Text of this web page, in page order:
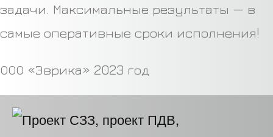
задачи. Максимальные результаты — в
самые оперативные сроки исполнения!
ООО «Эврика» 2023 год